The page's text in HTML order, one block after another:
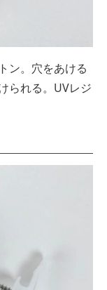
ン。穴をあける
られる。UVレジ